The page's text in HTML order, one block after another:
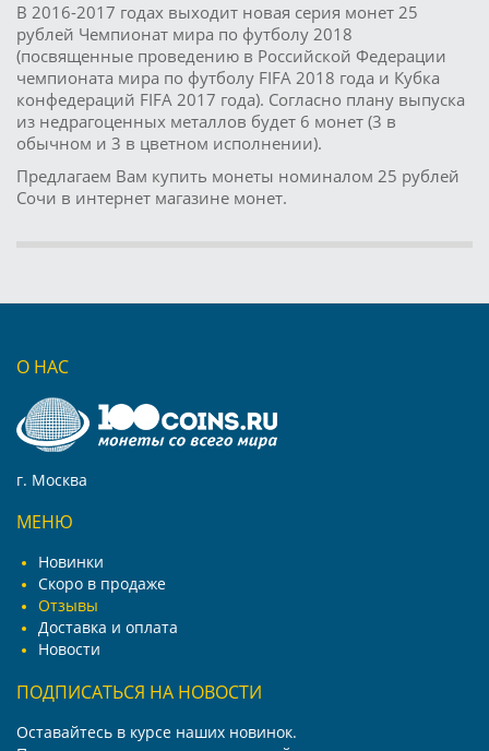
В 2016-2017 годах выходит новая серия монет 25
рублей Чемпионат мира по футболу 2018
(посвященные проведению в Российской Федерации
чемпионата мира по футболу FIFA 2018 года и Кубка
конфедераций FIFA 2017 года). Согласно плану выпуска
из недрагоценных металлов будет 6 монет (3 в
обычном и 3 в цветном исполнении).
Предлагаем Вам купить монеты номиналом 25 рублей
Сочи в интернет магазине монет.
О НАС
г. Москва
МЕНЮ
Новинки
Скоро в продаже
Отзывы
Доставка и оплата
Новости
ПОДПИСАТЬСЯ НА НОВОСТИ
Оставайтесь в курсе наших новинок.